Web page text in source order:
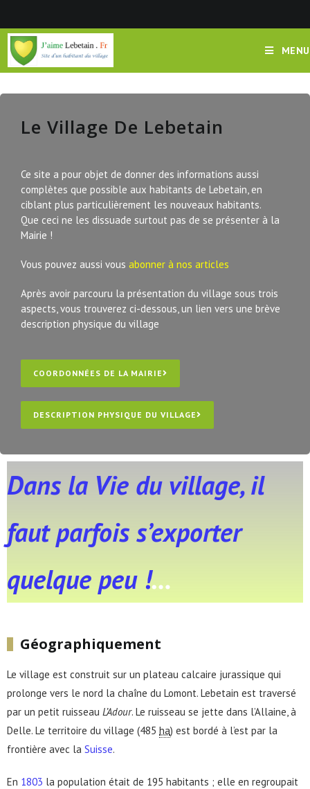
MENU
Le Village De Lebetain
Ce site a pour objet de donner des informations aussi
complètes que possible aux habitants de Lebetain, en
ciblant plus particulièrement les nouveaux habitants.
Que ceci ne les dissuade surtout pas de se présenter à la
Mairie !
Vous pouvez aussi vous abonner à nos articles
Après avoir parcouru la présentation du village sous trois
aspects, vous trouverez ci-dessous, un lien vers une brève
description physique du village
COORDONNÉES DE LA MAIRIE
DESCRIPTION PHYSIQUE DU VILLAGE
Dans la Vie du village, il
faut parfois s’exporter
quelque peu !…
Géographiquement
Le village est construit sur un plateau calcaire jurassique qui
prolonge vers le nord la chaîne du Lomont. Lebetain est traversé
par un petit ruisseau L’Adour. Le ruisseau se jette dans l’Allaine, à
Delle. Le territoire du village (485 ha) est bordé à l’est par la
frontière avec la Suisse.
En 1803 la population était de 195 habitants ; elle en regroupait